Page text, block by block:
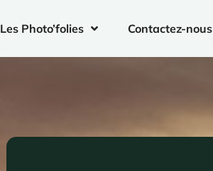
Les Photo’folies Contactez-nous